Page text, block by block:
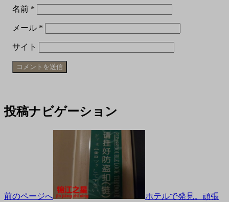
名前 *
メール *
サイト
投稿ナビゲーション
前のページへ
ホテルで発見。頑張